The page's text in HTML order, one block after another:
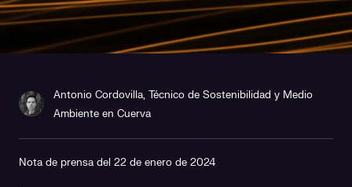
Antonio Cordovilla, Técnico de Sostenibilidad y Medio
Ambiente en Cuerva
Nota de prensa del 22 de enero de 2024